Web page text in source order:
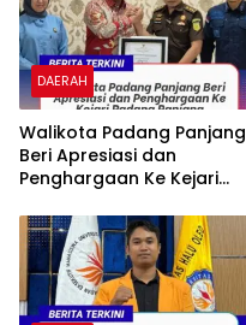
DAERAH
Walikota Padang Panjang
Beri Apresiasi dan
Penghargaan Ke Kejari